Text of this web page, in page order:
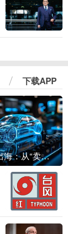
下载APP
中国汽车出海：从“卖出去”到“走进去”